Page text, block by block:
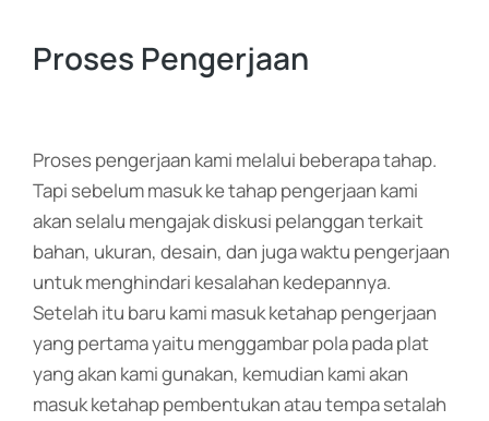
Proses Pengerjaan
Proses pengerjaan kami melalui beberapa tahap.
Tapi sebelum masuk ke tahap pengerjaan kami
akan selalu mengajak diskusi pelanggan terkait
bahan, ukuran, desain, dan juga waktu pengerjaan
untuk menghindari kesalahan kedepannya.
Setelah itu baru kami masuk ketahap pengerjaan
yang pertama yaitu menggambar pola pada plat
yang akan kami gunakan, kemudian kami akan
masuk ketahap pembentukan atau tempa setalah